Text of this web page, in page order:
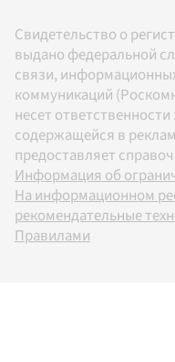
Свидетельство о
выдано федеральной
связи,
коммуникаций
несет
содержащейся в
предоставляет
Информация об
На информационном
рекомендательные
Правилами